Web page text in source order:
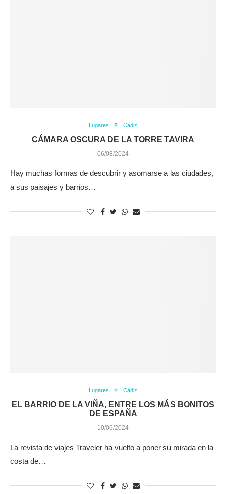
Lugares Cádiz
CÁMARA OSCURA DE LA TORRE TAVIRA
06/08/2024
Hay muchas formas de descubrir y asomarse a las ciudades,
a sus paisajes y barrios…
Lugares Cádiz
EL BARRIO DE LA VIÑA, ENTRE LOS MÁS BONITOS
DE ESPAÑA
10/06/2024
La revista de viajes Traveler ha vuelto a poner su mirada en la
costa de…